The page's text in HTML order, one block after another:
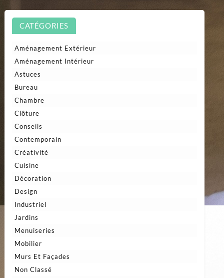
CATÉGORIES
Aménagement Extérieur
Aménagement Intérieur
Astuces
Bureau
Chambre
Clôture
Conseils
Contemporain
Créativité
Cuisine
Décoration
Design
Industriel
Jardins
Menuiseries
Mobilier
Murs Et Façades
Non Classé